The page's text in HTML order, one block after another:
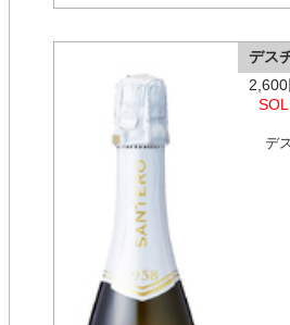
デス
デ